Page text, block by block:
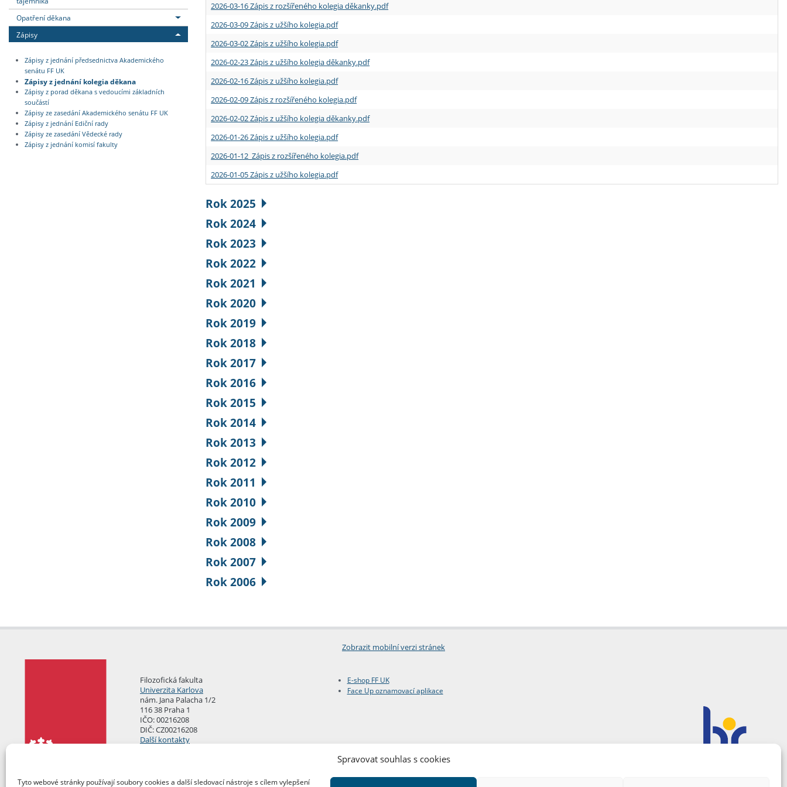
Spravovat souhlas s cookies
Tyto webové stránky používají soubory cookies a další sledovací nástroje s cílem vylepšení
Opatření děkana
Zápisy
Zápisy z jednání předsednictva Akademického
senátu FF UK
Zápisy z jednání kolegia děkana
Zápisy z porad děkana s vedoucími základních
součástí
Zápisy ze zasedání Akademického senátu FF UK
Zápisy z jednání Ediční rady
Zápisy ze zasedání Vědecké rady
Zápisy z jednání komisí fakulty
2026-03-16 Zápis z rozšířeného kolegia děkanky.pdf
2026-03-09 Zápis z užšího kolegia.pdf
2026-03-02 Zápis z užšího kolegia.pdf
2026-02-23 Zápis z užšího kolegia děkanky.pdf
2026-02-16 Zápis z užšího kolegia.pdf
2026-02-09 Zápis z rozšířeného kolegia.pdf
2026-02-02 Zápis z užšího kolegia děkanky.pdf
2026-01-26 Zápis z užšího kolegia.pdf
2026-01-12 Zápis z rozšířeného kolegia.pdf
2026-01-05 Zápis z užšího kolegia.pdf
Rok 2025
Rok 2024
Rok 2023
Rok 2022
Rok 2021
Rok 2020
Rok 2019
Rok 2018
Rok 2017
Rok 2016
Rok 2015
Rok 2014
Rok 2013
Rok 2012
Rok 2011
Rok 2010
Rok 2009
Rok 2008
Rok 2007
Rok 2006
Zobrazit mobilní verzi stránek
Filozofická fakulta
Univerzita Karlova
nám. Jana Palacha 1/2
116 38 Praha 1
IČO: 00216208
DIČ: CZ00216208
Další kontakty
E-shop FF UK
Face Up oznamovací aplikace